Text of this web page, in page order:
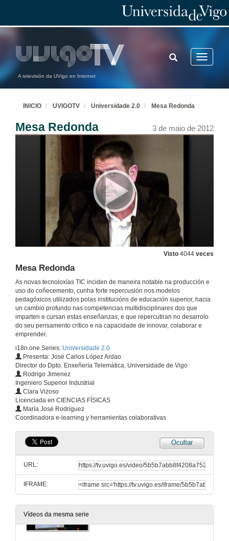
A televisión da UVigo en Internet
Toggle
TOGGLE
SEARCH
INICIO UVIGOTV Universidade 2.0 Mesa Redonda
Mesa Redonda 3 de maio de 2012
Visto 4044 veces
Mesa Redonda
As novas tecnoloxías TIC inciden de maneira notable na producción e
uso do coñecemento, cunha forte repercusión nos modelos
pedagóxicos utilizados polas institucións de educación superior, hacia
un cambio profundo nas competencias multidisciplinares dos que
imparten e cursan estas enseñanzas, e que repercutiran no desarrolo
do seu pensamento crítico e na capacidade de innovar, colaborar e
emprender.
i18n.one.Series: Universidade 2.0
Presenta: José Carlos López Ardao
Director do Dpto. Enxeñería Telemática, Universidade de Vigo
Rodrigo Jimenez
Ingeniero Superior Industrial
Clara Vizoso
Licenciada en CIENCIAS FÍSICAS
María José Rodriguez
Coordinadora e-learning y herramientas colaborativas
Ocultar
URL:
IFRAME:
Vídeos da mesma serie
3 de maio de 2012